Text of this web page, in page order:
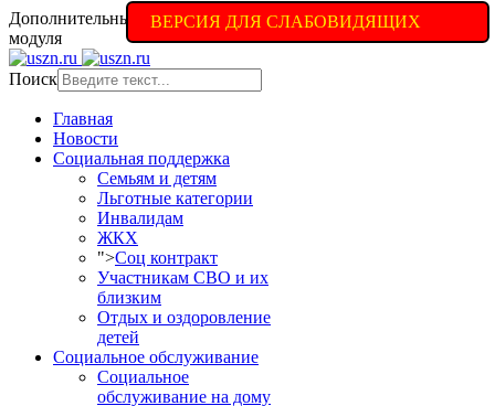
Дополнительные настройки доступны в полной версии
модуля
ВЕРСИЯ ДЛЯ СЛАБОВИДЯЩИХ
Поиск
Главная
Новости
Социальная поддержка
Семьям и детям
Льготные категории
Инвалидам
ЖКХ
">Соц контракт
Участникам СВО и их
близким
Отдых и оздоровление
детей
Социальное обслуживание
Социальное
обслуживание на дому